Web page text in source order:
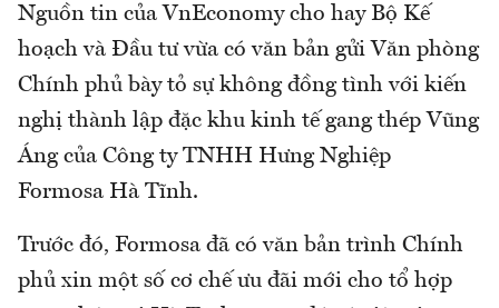
Nguồn tin của VnEconomy cho hay Bộ Kế
hoạch và Đầu tư vừa có văn bản gửi Văn phòng
Chính phủ bày tỏ sự không đồng tình với kiến
nghị thành lập đặc khu kinh tế gang thép Vũng
Áng của Công ty TNHH Hưng Nghiệp
Formosa Hà Tĩnh.
Trước đó, Formosa đã có văn bản trình Chính
phủ xin một số cơ chế ưu đãi mới cho tổ hợp